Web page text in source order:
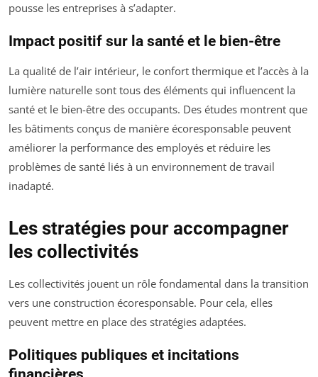
pousse les entreprises à s’adapter.
Impact positif sur la santé et le bien-être
La qualité de l’air intérieur, le confort thermique et l’accès à la
lumière naturelle sont tous des éléments qui influencent la
santé et le bien-être des occupants. Des études montrent que
les bâtiments conçus de manière écoresponsable peuvent
améliorer la performance des employés et réduire les
problèmes de santé liés à un environnement de travail
inadapté.
Les stratégies pour accompagner
les collectivités
Les collectivités jouent un rôle fondamental dans la transition
vers une construction écoresponsable. Pour cela, elles
peuvent mettre en place des stratégies adaptées.
Politiques publiques et incitations